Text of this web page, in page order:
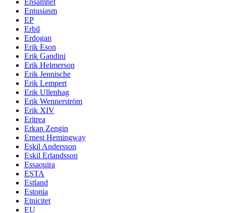
Entusiasm
EP
Erbil
Erdogan
Erik Eson
Erik Gandini
Erik Helmerson
Erik Jennische
Erik Lempert
Erik Ullenhag
Erik Wennerström
Erik XIV
Eritrea
Erkan Zengin
Ernest Hemingway
Eskil Andersson
Eskil Erlandsson
Essaouira
ESTA
Estland
Estonia
Etnicitet
EU